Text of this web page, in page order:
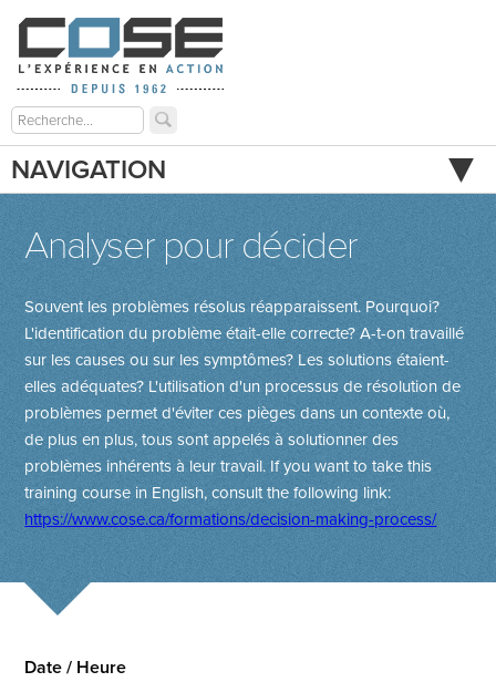
NAVIGATION
Analyser pour décider
Souvent les problèmes résolus réapparaissent. Pourquoi?
L'identification du problème était-elle correcte? A-t-on travaillé
sur les causes ou sur les symptômes? Les solutions étaient-
elles adéquates? L'utilisation d'un processus de résolution de
problèmes permet d'éviter ces pièges dans un contexte où,
de plus en plus, tous sont appelés à solutionner des
problèmes inhérents à leur travail.If you want to take this
training course in English, consult the following link:
https://www.cose.ca/formations/decision-making-process/
Date / Heure